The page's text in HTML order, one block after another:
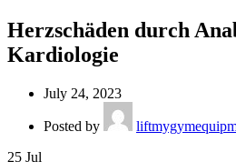
Herzschäden durch
Kardiologie
July 24, 2023
Posted by
25 Jul